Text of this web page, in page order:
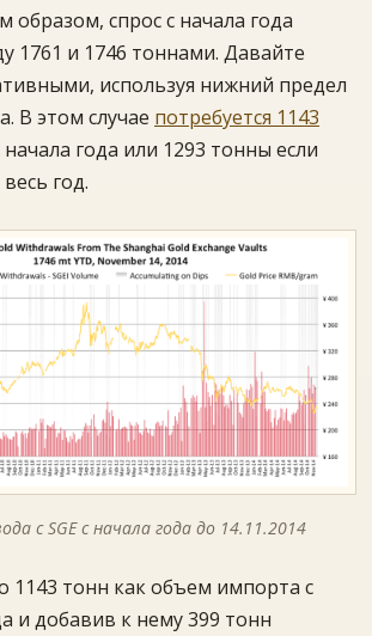
образом, спрос с начала года
1761 и 1746 тоннами. Давайте
используя нижний предел
В этом случае потребуется 1143
начала года или 1293 тонны если
год.
с SGE с начала года до 14.11.2014
1143 тонн как объем импорта с
и добавив к нему 399 тонн